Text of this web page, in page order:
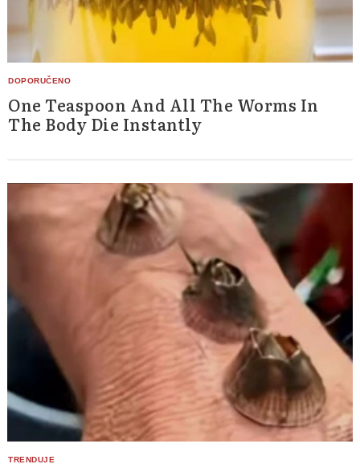
One Teaspoon And All The Worms In
The Body Die Instantly